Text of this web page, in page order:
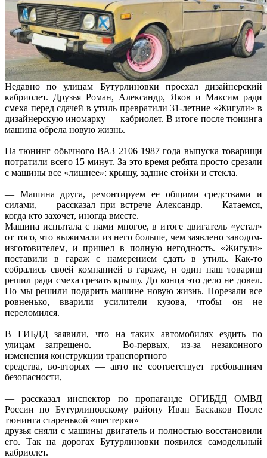
Недавно по улицам Бутурлиновки проехал дизайнерский
кабриолет. Друзья Роман, Александр, Яков и Максим ради
смеха перед сдачей в утиль превратили 31-летние «Жигули» в
дизайнерскую иномарку — кабриолет. В итоге после тюнинга
машина обрела новую жизнь.
На тюнинг обычного ВАЗ 2106 1987 года выпуска товарищи
потратили всего 15 минут. За это время ребята просто срезали
с машины все «лишнее»: крышу, задние стойки и стекла.
— Машина друга, ремонтируем ее общими средствами и
силами, — рассказал при встрече Александр. — Катаемся,
когда кто захочет, иногда вместе.
Машина испытала с нами многое, в итоге двигатель «устал»
от того, что выжимали из него больше, чем заявлено заводом-
изготовителем, и пришел в полную негодность. «Жигули»
поставили в гараж с намерением сдать в утиль. Как-то
собрались своей компанией в гараже, и один наш товарищ
решил ради смеха срезать крышу. До конца это дело не довел.
Но мы решили подарить машине новую жизнь. Порезали все
ровненько, вварили усилители кузова, чтобы он не
переломился.
В ГИБДД заявили, что на таких автомобилях ездить по
улицам запрещено. — Во-первых, из-за незаконного
изменения конструкции транспортного
средства, во-вторых — авто не соответствует требованиям
безопасности,
— рассказал инспектор по пропаганде ОГИБДД ОМВД
России по Бутурлиновскому району Иван Баскаков После
тюнинга старенькой «шестерки»
друзья сняли с машины двигатель и полностью восстановили
его. Так на дорогах Бутурлиновки появился самодельный
кабриолет.